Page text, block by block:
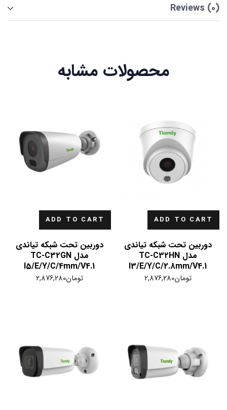
Reviews (0)
محصولات مشابه
ADD TO CART
دوربین تحت شبکه تیاندی
مدل TC-C32HN
I3/E/Y/C/2.8mm/V4.1
تومان2,876,280
ADD TO CART
دوربین تحت شبکه تیاندی
مدل TC-C32GN
I5/E/Y/C/4mm/V4.1
تومان2,876,280